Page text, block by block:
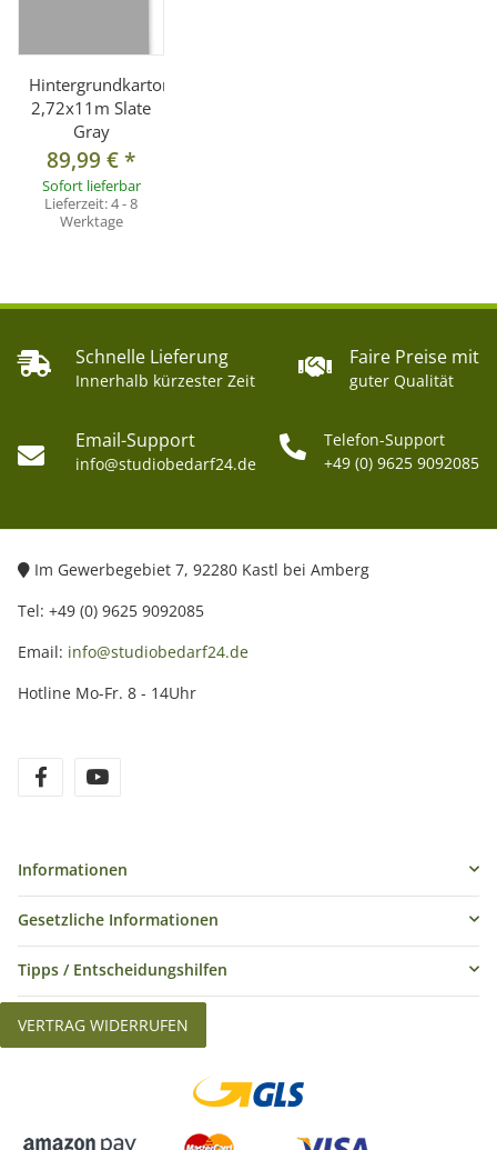
Hintergrundkarton
2,72x11m Slate
Gray
89,99 €*
Sofort lieferbar
Lieferzeit:4 - 8
Werktage
Schnelle Lieferung
Innerhalb kürzester Zeit
Faire Preise mit
guter Qualität
Email-Support
info@studiobedarf24.de
Telefon-Support
+49 (0) 9625 9092085
Im Gewerbegebiet 7, 92280 Kastl bei Amberg
Tel: +49 (0) 9625 9092085
Email: info@studiobedarf24.de
Hotline Mo-Fr. 8 - 14Uhr
Informationen
Gesetzliche Informationen
Tipps / Entscheidungshilfen
VERTRAG WIDERRUFEN